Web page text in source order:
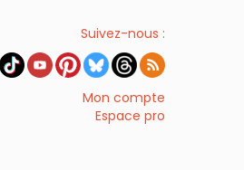
Suivez-nous :
Mon compte
Espace pro